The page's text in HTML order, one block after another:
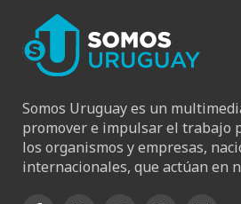
Somos Uruguay es un
promover e impulsar el trabajo
los organismos y empresas,
internacionales, que actúan en